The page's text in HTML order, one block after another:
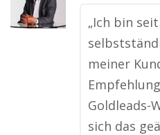
„Ich bin
meiner
Goldleads-
sich das